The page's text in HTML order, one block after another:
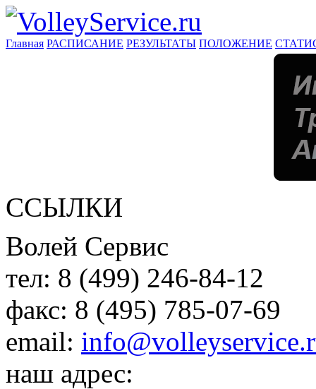
Главная РАСПИСАНИЕ РЕЗУЛЬТАТЫ ПОЛОЖЕНИЕ
ССЫЛКИ
Волей Сервис
тел: 8 (499) 246-84-12
факс: 8 (495) 785-07-69
email:
наш адрес: